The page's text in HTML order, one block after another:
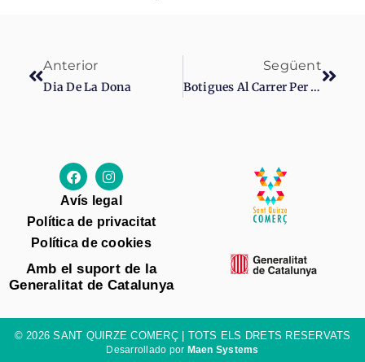
Anterior
Dia De La Dona
Següent
Botigues Al Carrer Per Sant Jordi!
Avís legal
Política de privacitat
Política de cookies
Amb el suport de la
Generalitat de Catalunya
© 2026 SANT QUIRZE COMERÇ | TOTS ELS DRETS RESERVATS
Desarrollado por Maen Systems